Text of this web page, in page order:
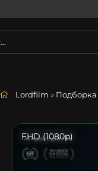
Lordfilm » Подборка
FHD (1080p)